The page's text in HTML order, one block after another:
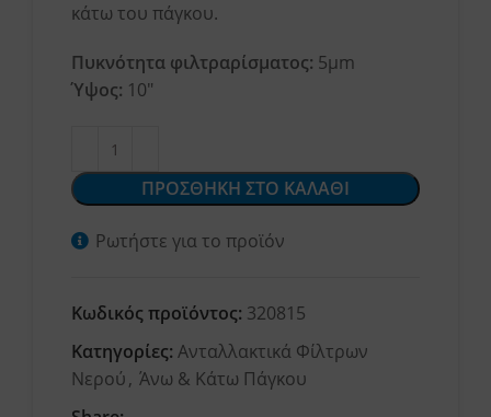
κάτω του πάγκου.
Πυκνότητα φιλτραρίσματος: 5μm
Ύψος: 10″
ΠΡΟΣΘΗΚΗ ΣΤΟ ΚΑΛΑΘΙ
Ρωτήστε για το προϊόν
Κωδικός προϊόντος: 320815
Κατηγορίες: Ανταλλακτικά Φίλτρων
Νερού, Άνω & Κάτω Πάγκου